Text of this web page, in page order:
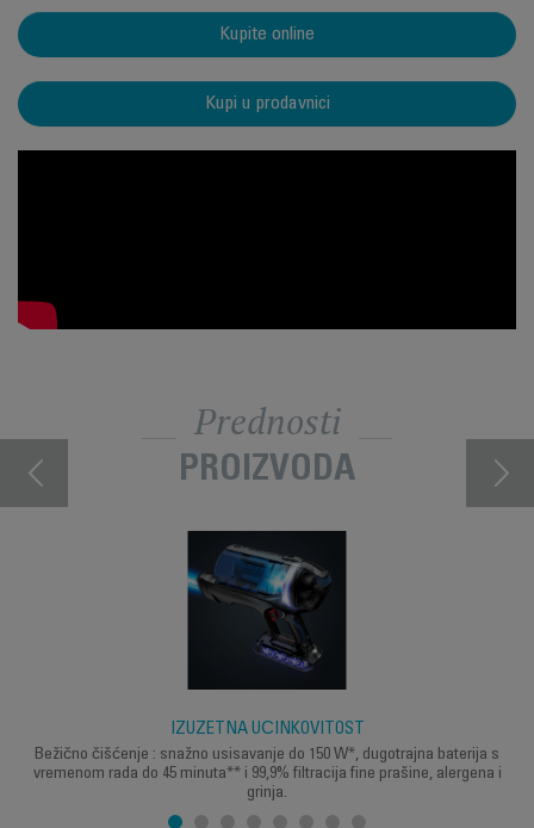
Kupite online
Kupi u prodavnici
Prednosti
PROIZVODA
IZUZETNA UČINKOVITOST
Bežično čišćenje : snažno usisavanje do 150 W*, dugotrajna baterija s
vremenom rada do 45 minuta** i 99,9% filtracija fine prašine, alergena i
grinja.